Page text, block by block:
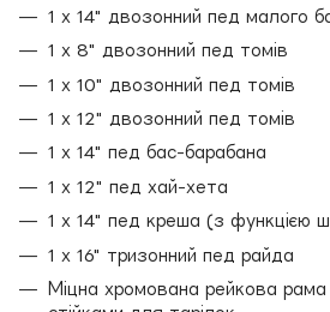
1 х 14" двозонний пед малого
1 х 8" двозонний пед томів
1 х 10" двозонний пед томів
1 х 12" двозонний пед томів
1 х 14" пед бас-барабана
1 х 12" пед хай-хета
1 х 14" пед креша (з функцією
1 х 16" тризонний пед райда
Міцна хромована рейкова